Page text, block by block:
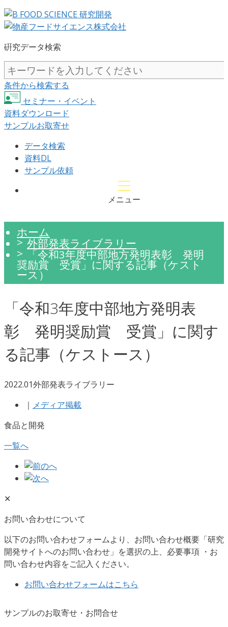
硏究データ検索
条件から検索する
セミナー・イベント
資料ダウンロード
サンプルお取寄せ
データ検索
資料DL
サンプル依頼
メニュー
ホーム
外部発表ライブラリー
「令和3年度中部地方発明表彰 発明
奨励賞 受賞」に関する記事（ケスト
ース）
「令和3年度中部地方発明表
彰 発明奨励賞 受賞」に関す
る記事（ケストース）
2022.01外部発表ライブラリー
｜ メディア掲載
食品と開発
一覧へ
✕
お問い合わせについて
以下のお問い合わせフォームより、お問い合わせ概要「研究
開発サイトへのお問い合わせ」を選択の上、必要事項 ・お
問い合わせ内容をご記入ください。
お問い合わせフォームはこちら
サンプルのお取寄せ・お問合せ